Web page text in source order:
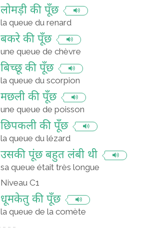
लोमड़ी की पूँछ
la queue du renard
बकरे की पूँछ
une queue de chèvre
बिच्छू की पूँछ
la queue du scorpion
मछली की पूँछ
une queue de poisson
छिपकली की पूँछ
la queue du lézard
उसकी पूंछ बहुत लंबी थी
sa queue était très longue
Niveau C1
धूमकेतु की पूँछ
la queue de la comète